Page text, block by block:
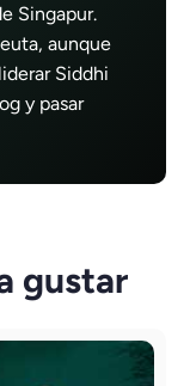
Singapur.
aunque
Siddhi
y pasar
gustar